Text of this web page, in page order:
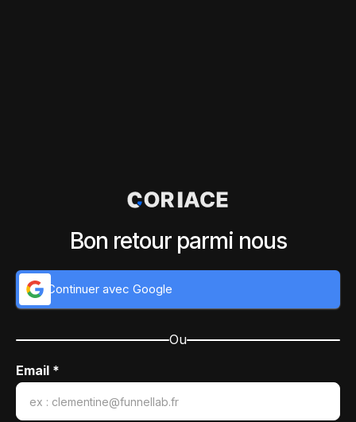
Bon retour parmi nous
Continuer avec Google
Ou
Email *